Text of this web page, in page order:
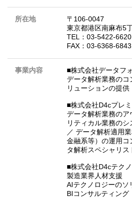
所在地
〒106-0047
東京都港区南麻布5
TEL：03-5422-6620
FAX：03-6368-6843
事業内容
■株式会社データフ
データ解析業務のコ
リューションの提供
■株式会社D4cプレ
データ解析業務のア
リティカル業務の
／ データ解析適用
金融系等）の運用コ
タ解析スペシャリス
■株式会社D4cテク
製造業界人材支援
AIテクノロジーのソ
BIコンサルティング